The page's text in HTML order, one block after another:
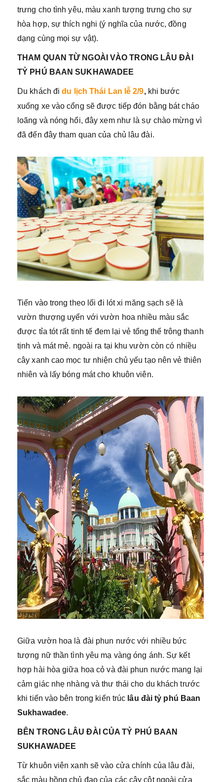
trưng cho tình yêu, màu xanh tượng trưng cho sự
hòa hợp, sự thích nghi (ý nghĩa của nước, đồng
dạng cùng mọi sự vật).
THAM QUAN TỪ NGOÀI VÀO TRONG LÂU ĐÀI
TỶ PHÚ BAAN SUKHAWADEE
Du khách đidu lịch Thái Lan lễ 2/9, khi bước
xuống xe vào cổng sẽ được tiếp đón bằng bát cháo
loãng và nóng hổi, đây xem như là sự chào mừng vì
đã đến đây tham quan của chủ lâu đài.
Tiến vào trong theo lối đi lót xi măng sạch sẽ là
vườn thượng uyển với vườn hoa nhiều màu sắc
được tỉa tót rất tinh tế đem lại vẻ tổng thể trông thanh
tịnh và mát mẻ. ngoài ra tại khu vườn còn có nhiều
cây xanh cao mọc tư nhiện chủ yếu tạo nên vẻ thiên
nhiên và lấy bóng mát cho khuôn viên.
Giữa vườn hoa là đài phun nước với nhiều bức
tượng nữ thần tình yêu mạ vàng óng ánh. Sự kết
hợp hài hòa giữa hoa cỏ và đài phun nước mang lại
cảm giác nhẹ nhàng và thư thái cho du khách trước
khi tiến vào bên trong kiến trúc lâu đài tỷ phú Baan
Sukhawadee.
BÊN TRONG LÂU ĐÀI CỦA TỶ PHÚ BAAN
SUKHAWADEE
Từ khuôn viên xanh sẽ vào cửa chính của lâu đài,
sắc màu hồng chủ đạo của các cây cột ngoài cửa